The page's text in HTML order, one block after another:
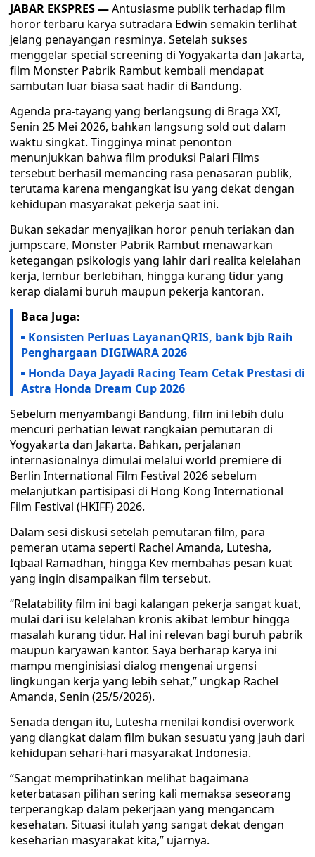
JABAR EKSPRES —Antusiasme publik terhadap film
horor terbaru karya sutradara Edwin semakin terlihat
jelang penayangan resminya. Setelah sukses
menggelar special screening di Yogyakarta dan Jakarta,
film Monster Pabrik Rambut kembali mendapat
sambutan luar biasa saat hadir di Bandung.
Agenda pra-tayang yang berlangsung di Braga XXI,
Senin 25 Mei 2026, bahkan langsung sold out dalam
waktu singkat. Tingginya minat penonton
menunjukkan bahwa film produksi Palari Films
tersebut berhasil memancing rasa penasaran publik,
terutama karena mengangkat isu yang dekat dengan
kehidupan masyarakat pekerja saat ini.
Bukan sekadar menyajikan horor penuh teriakan dan
jumpscare, Monster Pabrik Rambut menawarkan
ketegangan psikologis yang lahir dari realita kelelahan
kerja, lembur berlebihan, hingga kurang tidur yang
kerap dialami buruh maupun pekerja kantoran.
Baca Juga:
Konsisten Perluas LayananQRIS, bank bjb Raih
Penghargaan DIGIWARA 2026
Honda Daya Jayadi Racing Team Cetak Prestasi di
Astra Honda Dream Cup 2026
Sebelum menyambangi Bandung, film ini lebih dulu
mencuri perhatian lewat rangkaian pemutaran di
Yogyakarta dan Jakarta. Bahkan, perjalanan
internasionalnya dimulai melalui world premiere di
Berlin International Film Festival 2026 sebelum
melanjutkan partisipasi di Hong Kong International
Film Festival (HKIFF) 2026.
Dalam sesi diskusi setelah pemutaran film, para
pemeran utama seperti Rachel Amanda, Lutesha,
Iqbaal Ramadhan, hingga Kev membahas pesan kuat
yang ingin disampaikan film tersebut.
“Relatability film ini bagi kalangan pekerja sangat kuat,
mulai dari isu kelelahan kronis akibat lembur hingga
masalah kurang tidur. Hal ini relevan bagi buruh pabrik
maupun karyawan kantor. Saya berharap karya ini
mampu menginisiasi dialog mengenai urgensi
lingkungan kerja yang lebih sehat,” ungkap Rachel
Amanda, Senin (25/5/2026).
Senada dengan itu, Lutesha menilai kondisi overwork
yang diangkat dalam film bukan sesuatu yang jauh dari
kehidupan sehari-hari masyarakat Indonesia.
“Sangat memprihatinkan melihat bagaimana
keterbatasan pilihan sering kali memaksa seseorang
terperangkap dalam pekerjaan yang mengancam
kesehatan. Situasi itulah yang sangat dekat dengan
keseharian masyarakat kita,” ujarnya.